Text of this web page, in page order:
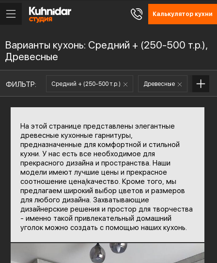
Калькулятор кухни
Варианты кухонь: Средний + (250-500 т.р.),
Древесные
ФИЛЬТР: Средний + (250-500 т.р.) Древесные
На этой странице представлены элегантные
древесные кухонные гарнитуры,
предназначенные для комфортной и стильной
кухни. У нас есть все необходимое для
прекрасного дизайна и пространства. Наши
модели имеют лучшие цены и прекрасное
соотношение цена/качество. Кроме того, мы
предлагаем широкий выбор цветов и размеров
для любого дизайна. Захватывающие
дизайнерские решения и простор для творчества
- именно такой привлекательный домашний
уголок можно создать с помощью наших кухонь.